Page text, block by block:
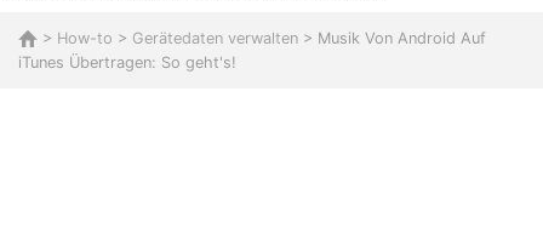
> How-to > Gerätedaten verwalten > Musik Von Android Auf
iTunes Übertragen: So geht's!